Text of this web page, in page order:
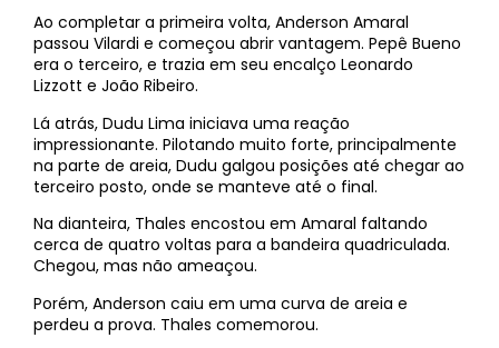
Ao completar a primeira volta, Anderson Amaral
passou Vilardi e começou abrir vantagem. Pepê Bueno
era o terceiro, e trazia em seu encalço Leonardo
Lizzott e João Ribeiro.
Lá atrás, Dudu Lima iniciava uma reação
impressionante. Pilotando muito forte, principalmente
na parte de areia, Dudu galgou posições até chegar ao
terceiro posto, onde se manteve até o final.
Na dianteira, Thales encostou em Amaral faltando
cerca de quatro voltas para a bandeira quadriculada.
Chegou, mas não ameaçou.
Porém, Anderson caiu em uma curva de areia e
perdeu a prova. Thales comemorou.